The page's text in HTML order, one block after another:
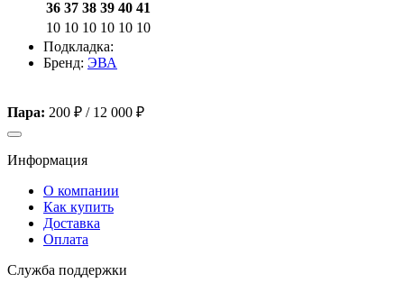
36 37 38 39 40 41
10 10 10 10 10 10
Подкладка:
Бренд: ЭВА
Пара: 200 ₽ / 12 000 ₽
Информация
О компании
Как купить
Доставка
Оплата
Служба поддержки